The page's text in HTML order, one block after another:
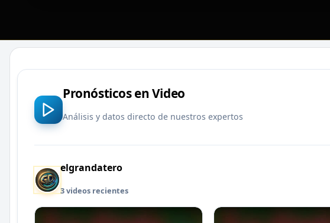
Pronósticos en Video
Análisis y datos directo de nuestros expertos
elgrandatero
3 videos recientes